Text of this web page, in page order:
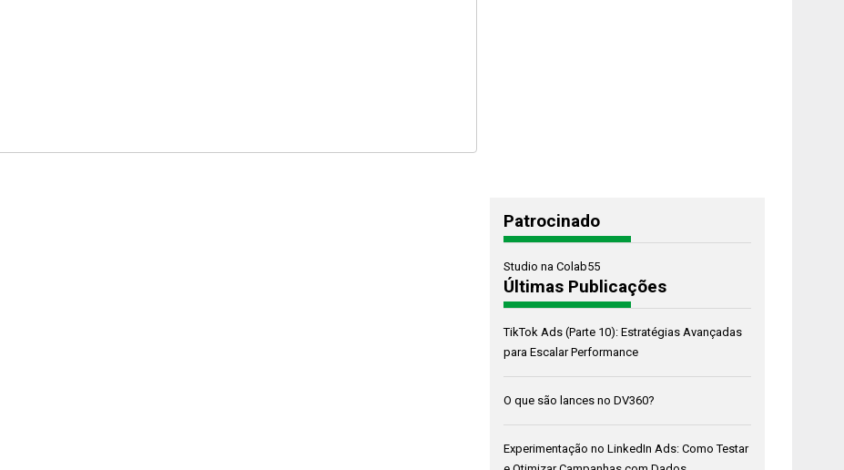
Patrocinado
Studio na Colab55
Últimas Publicações
TikTok Ads (Parte 10): Estratégias Avançadas
para Escalar Performance
O que são lances no DV360?
Experimentação no LinkedIn Ads: Como Testar